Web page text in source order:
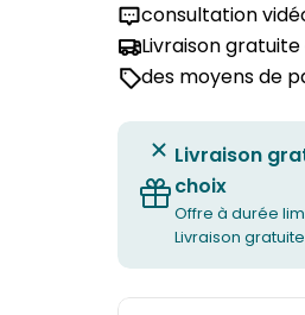
consultation
Livraison
des moyens de
Livraison
choix
Offre à durée
Livraison